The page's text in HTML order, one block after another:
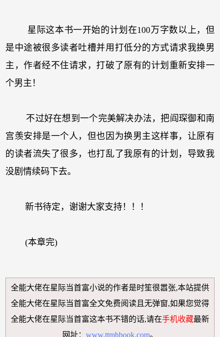
星际这本书一开始的计划在100万字数以上，但
是中途被很多读者吐槽并用打低分的方式请求我换男
主，作者经不住请求，打破了原有的计划重新安排一
个男主！
不过好在想到一个完美解决办法，把阎琛御和南
宫羡安排是一个人，但也因为换男主这样事，让原有
的读者流失了很多，也打乱了我原有的计划，导致我
没剧情续码下去。
新书待定，谢谢大家支持！！！
(本章完)
全能大佬在星际当首富小说的作者是时笙很嚣张,本站提供
全能大佬在星际当首富全文免费阅读 且无弹窗,如果您觉得
全能大佬在星际当首富这本书不错的话,请在手机收藏最新
网址： www.ttmhbook.com。